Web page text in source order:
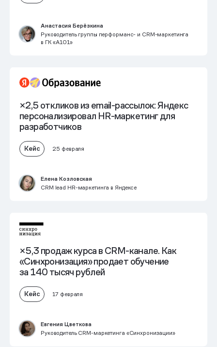
Анастасия Берёзкина
Руководитель группы перформанс- и CRM-маркетинга
в ГК «А101»
×2,5 откликов из email-рассылок:Яндекс
персонализировал HR-маркетинг для
разработчиков
Кейс 25 февраля
Елена Козловская
CRM lead HR-маркетинга в Яндексе
×5,3 продаж курса в CRM-канале. Как
«Синхронизация» продает обучение
за 140 тысяч рублей
Кейс 17 февраля
Евгения Цветкова
Руководитель CRM-маркетинга «Синхронизации»